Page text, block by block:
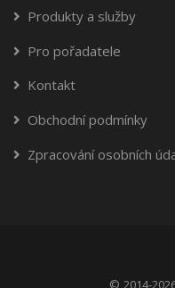
Produkty a služby
Pro pořadatele
Kontakt
Obchodní podmínky
Zpracování osobních
© 2014-